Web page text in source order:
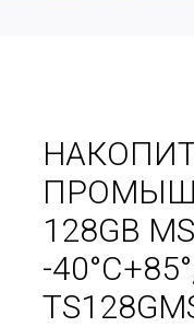
128GB
-